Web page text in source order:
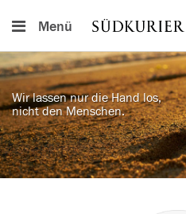
Menü
Wir lassen nur die Hand los,
nicht den Menschen.